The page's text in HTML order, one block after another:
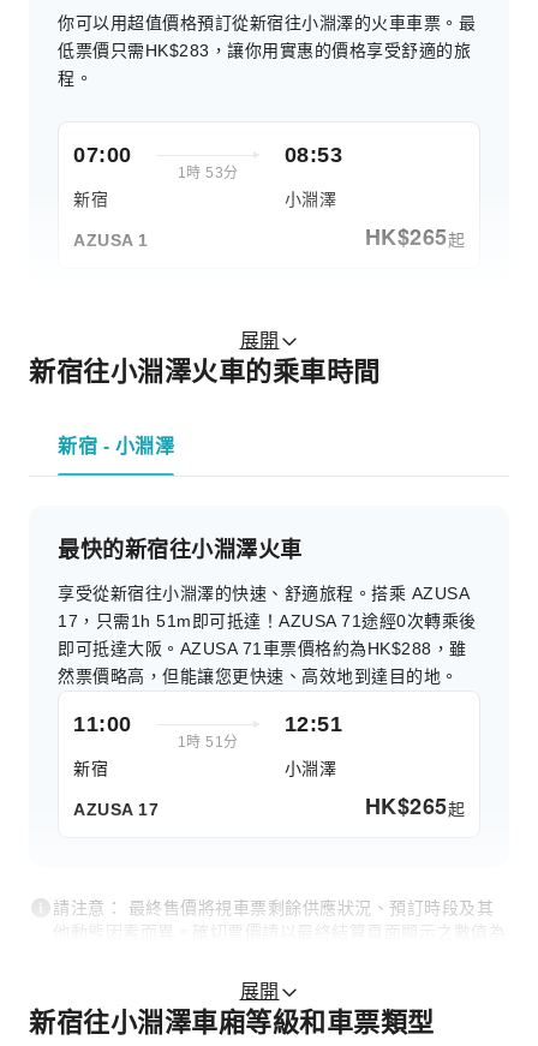
你可以用超值價格預訂從新宿往小淵澤的火車車票。最
低票價只需HK$283，讓你用實惠的價格享受舒適的旅
程。
07:00
1時 53分
新宿
08:53
小淵澤
AZUSA 1 HK$265起
展開
新宿往小淵澤火車的乘車時間
新宿 - 小淵澤
最快的新宿往小淵澤火車
享受從新宿往小淵澤的快速、舒適旅程。搭乘 AZUSA
17，只需1h 51m即可抵達！AZUSA 71途經0次轉乘後
即可抵達大阪。AZUSA 71車票價格約為HK$288，雖
然票價略高，但能讓您更快速、高效地到達目的地。
11:00
1時 51分
新宿
12:51
小淵澤
AZUSA 17 HK$265起
請注意： 最終售價將視車票剩餘供應狀況、預訂時段及其
他動態因素而異。確切票價請以最終結算頁面顯示之數值為
展開
新宿往小淵澤車廂等級和車票類型